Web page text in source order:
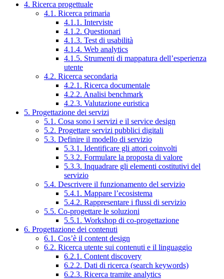
4. Ricerca progettuale
4.1. Ricerca primaria
4.1.1. Interviste
4.1.2. Questionari
4.1.3. Test di usabilità
4.1.4. Web analytics
4.1.5. Strumenti di mappatura dell’esperienza
utente
4.2. Ricerca secondaria
4.2.1. Ricerca documentale
4.2.2. Analisi benchmark
4.2.3. Valutazione euristica
5. Progettazione dei servizi
5.1. Cosa sono i servizi e il service design
5.2. Progettare servizi pubblici digitali
5.3. Definire il modello di servizio
5.3.1. Identificare gli attori coinvolti
5.3.2. Formulare la proposta di valore
5.3.3. Inquadrare gli elementi costitutivi del
servizio
5.4. Descrivere il funzionamento del servizio
5.4.1. Mappare l’ecosistema
5.4.2. Rappresentare i flussi di servizio
5.5. Co-progettare le soluzioni
5.5.1. Workshop di co-progettazione
6. Progettazione dei contenuti
6.1. Cos’è il content design
6.2. Ricerca utente sui contenuti e il linguaggio
6.2.1. Content discovery
6.2.2. Dati di ricerca (search keywords)
6.2.3. Ricerca tramite analytics